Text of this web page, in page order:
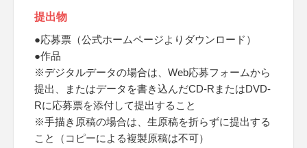
提出物
●応募票（公式ホームページよりダウンロード）
●作品
※デジタルデータの場合は、Web応募フォームから
提出、またはデータを書き込んだCD-RまたはDVD-
Rに応募票を添付して提出すること
※手描き原稿の場合は、生原稿を折らずに提出する
こと（コピーによる複製原稿は不可）